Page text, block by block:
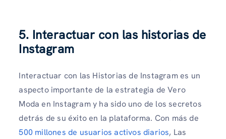
5. Interactuar con las historias de
Instagram
Interactuar con las Historias de Instagram es un
aspecto importante de la estrategia de Vero
Moda en Instagram y ha sido uno de los secretos
detrás de su éxito en la plataforma. Con más de
500 millones de usuarios activos diarios, Las